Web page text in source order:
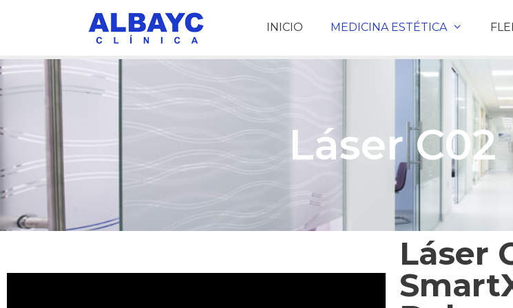
INICIO MEDICINA ESTÉTICA
Láser C02
Láser